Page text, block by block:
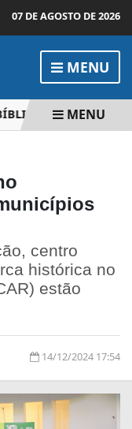
07 DE AGOSTO DE 2026
MENU
DE FÉRIAS PARA
MENU
centro
histórica no
estão
14/12/2024 17:54